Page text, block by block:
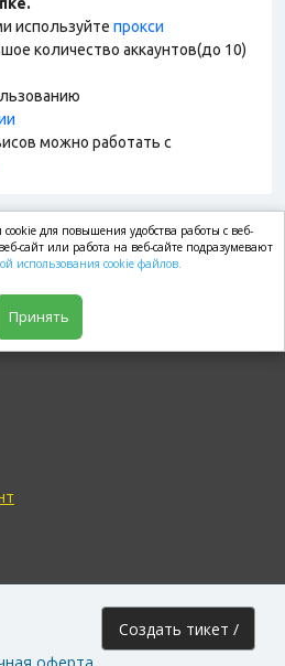
используйте прокси
количество аккаунтов(до 10)
можно работать с
Создать тикет /
для повышения удобства работы с веб-
сайт или работа на веб-сайте подразумевают
использования cookie файлов.
Принять